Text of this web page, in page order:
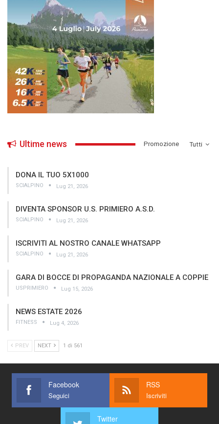
Tutti
Ultime news ­Promozione
DONA IL TUO 5X1000
SCIALPINO Lug 21, 2026
DIVENTA SPONSOR U.S. PRIMIERO A.S.D.
SCIALPINO Lug 21, 2026
ISCRIVITI AL NOSTRO CANALE WHATSAPP
SCIALPINO Lug 21, 2026
GARA DI BOCCE DI PROPAGANDA NAZIONALE A COPPIE
USPRIMIERO Lug 15, 2026
NEWS ESTATE 2026
FITNESS Lug 4, 2026
PREV NEXT 1 di 561
Facebook
Seguici
RSS
Iscriviti
Twitter